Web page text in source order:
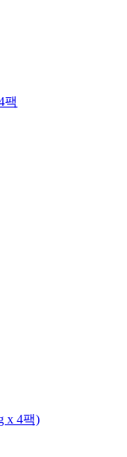
팩
x 4팩)